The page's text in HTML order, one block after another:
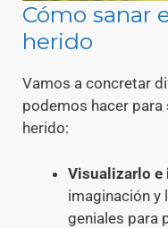
Cómo sanar
herido
Vamos a concretar
podemos hacer
herido:
Visualizarlo e
imaginación y
geniales para